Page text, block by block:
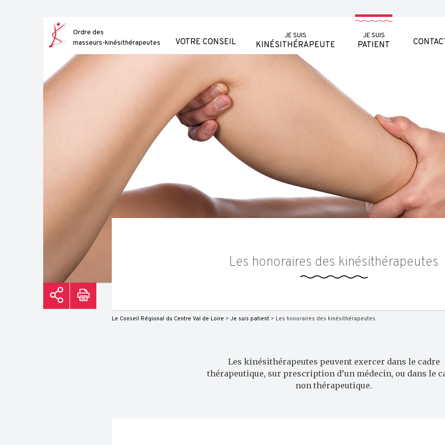
content
Ordre des
masseurs-kinésithérapeutes
VOTRE CONSEIL
JE SUIS
KINÉSITHÉRAPEUTE
JE SUIS
PATIENT
Les honoraires des kinésithérapeutes
Le Conseil Régional du Centre Val de Loire > Je suis patient> Les honoraires des kinésithérapeutes
Les kinésithérapeutes peuvent exercer dans le cadre
thérapeutique, sur prescription d’un médecin, ou dans le
non thérapeutique.